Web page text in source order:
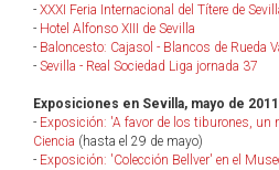
- XXXI Feria Internacional del Títere de
- Hotel Alfonso XIII de Sevilla
- Baloncesto: Cajasol - Blancos de Rueda
- Sevilla - Real Sociedad Liga jornada 37
Exposiciones en Sevilla, mayo de 2011
- Exposición: 'A favor de los tiburones, un
Ciencia (hasta el 29 de mayo)
- Exposición: 'Colección Bellver' en el